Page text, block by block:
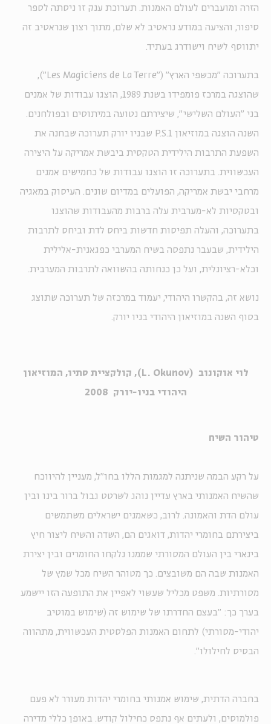
הזרה ומועברים לעולם האמנות. תערוכת ענק זו ניסתה לספר
סיפור, והציעה במודע נראטיב לא שלם, מתוך רצון שנראטיב זה
יתווסף לשיח וישודרג בעתיד.
בתערוכה "מכשפי הארץ" ("Les Magiciens de La Terre"),
שהוצגה במרכז פומפידו בשנת 1989, הוצגו עבודות של אמנים
בני "העולם השלישי", שיצירתם נטועה במיתוסים ובפולחנים.
השנה הוצגה במוזיאון P.S.1 שבניו יורק תערוכה שבחנה את
השפעת התרבות הילידית הטקסית ביבשת אמריקה על היצירה
העכשווית. בתערוכה זו הוצגו עבודות של כחמישים אמנים
מרחבי יבשת אמריקה, הפועלים במדיום שונים. העיסוק במאגיה
ובטקסיות לא-מערבית עלה ברבות מהעבודות שהוצגו
בתערוכה, והעלה תפיסות חדשות ביחס לדת וביחס לתרבות
הילידית, שבעבר נתפסה בשיח המערבי כפגאנית-אלילית
וכלא-רציונלית, ועל כן כנחותה בהשוואה לתרבות המערבית.
נושא זה, בהקשרו היהודי, יעמוד במרכזה של תערוכה שתוצג
בסוף השנה במוזיאון היהודי בניו יורק.
לוי אוקונוב (L. Okunov), קולקציית סתיו, המוזיאון
היהודי בניו-יורק 2008
טיהור השיח
על רקע הבמה שניתנה למגמות הללו בחו"ל, מעניין להיווכח
שהשיח האמנותי בארץ עדיין נוהג לשרטט גבול ברור בינו ובין
עולם הדת והאמונה. לרוב, כשאמנים ישראלים משתמשים
ביצירתם בחומרי יהדות, דואגים הם, השדה והשיח ליצור חיץ
בינארי בין העולם המסורתי שממנו נלקחו החומרים ובין יצירת
האמנות שבה הם משובצים. כך מטוהר השיח מכל שמץ של
מסורתיות. משפט מכליל שעשוי לאפיין את התופעה הזו יישמע
בערך כך: "בעצם החדרתו של שימוש זה (שימוש במוטיב
יהודי-מסורתי) לתחום האמנות הפלסטית העכשווית, מתהווה
הבסיס לחילולו".
בחברה הדתית, שימוש אמנותי בחומרי יהדות מעורר לא פעם
פולמוסים, ולעתים אף נתפס כחילול קודש. באופן כללי מדירה